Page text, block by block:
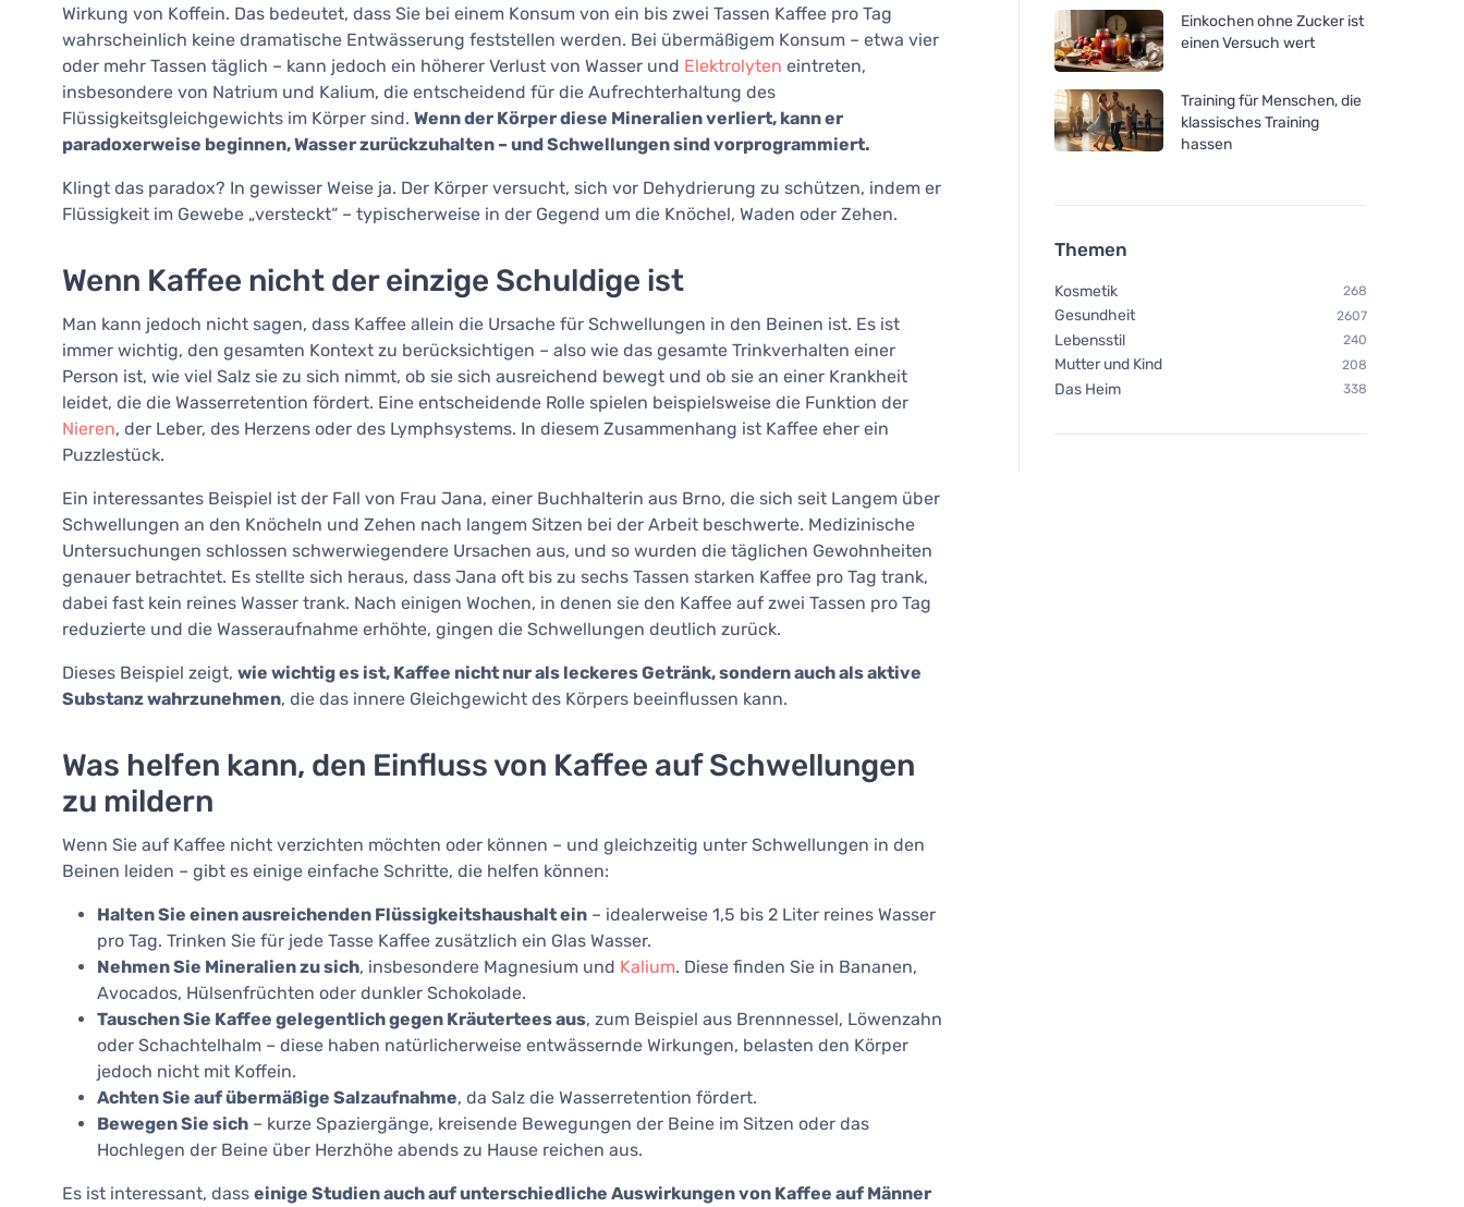
Wirkung von Koffein. Das bedeutet, dass Sie bei einem Konsum von ein bis zwei Tassen Kaffee pro Tag
wahrscheinlich keine dramatische Entwässerung feststellen werden. Bei übermäßigem Konsum – etwa vier
oder mehr Tassen täglich – kann jedoch ein höherer Verlust von Wasser und Elektrolyten eintreten,
insbesondere von Natrium und Kalium, die entscheidend für die Aufrechterhaltung des
Flüssigkeitsgleichgewichts im Körper sind. Wenn der Körper diese Mineralien verliert, kann er
paradoxerweise beginnen, Wasser zurückzuhalten – und Schwellungen sind vorprogrammiert.
Klingt das paradox? In gewisser Weise ja. Der Körper versucht, sich vor Dehydrierung zu schützen, indem er
Flüssigkeit im Gewebe „versteckt“ – typischerweise in der Gegend um die Knöchel, Waden oder Zehen.
Wenn Kaffee nicht der einzige Schuldige ist
Man kann jedoch nicht sagen, dass Kaffee allein die Ursache für Schwellungen in den Beinen ist. Es ist
immer wichtig, den gesamten Kontext zu berücksichtigen – also wie das gesamte Trinkverhalten einer
Person ist, wie viel Salz sie zu sich nimmt, ob sie sich ausreichend bewegt und ob sie an einer Krankheit
leidet, die die Wasserretention fördert. Eine entscheidende Rolle spielen beispielsweise die Funktion der
Nieren, der Leber, des Herzens oder des Lymphsystems. In diesem Zusammenhang ist Kaffee eher ein
Puzzlestück.
Ein interessantes Beispiel ist der Fall von Frau Jana, einer Buchhalterin aus Brno, die sich seit Langem über
Schwellungen an den Knöcheln und Zehen nach langem Sitzen bei der Arbeit beschwerte. Medizinische
Untersuchungen schlossen schwerwiegendere Ursachen aus, und so wurden die täglichen Gewohnheiten
genauer betrachtet. Es stellte sich heraus, dass Jana oft bis zu sechs Tassen starken Kaffee pro Tag trank,
dabei fast kein reines Wasser trank. Nach einigen Wochen, in denen sie den Kaffee auf zwei Tassen pro Tag
reduzierte und die Wasseraufnahme erhöhte, gingen die Schwellungen deutlich zurück.
Dieses Beispiel zeigt, wie wichtig es ist, Kaffee nicht nur als leckeres Getränk, sondern auch als aktive
Substanz wahrzunehmen, die das innere Gleichgewicht des Körpers beeinflussen kann.
Was helfen kann, den Einfluss von Kaffee auf Schwellungen
zu mildern
Wenn Sie auf Kaffee nicht verzichten möchten oder können – und gleichzeitig unter Schwellungen in den
Beinen leiden – gibt es einige einfache Schritte, die helfen können:
Halten Sie einen ausreichenden Flüssigkeitshaushalt ein – idealerweise 1,5 bis 2 Liter reines Wasser
pro Tag. Trinken Sie für jede Tasse Kaffee zusätzlich ein Glas Wasser.
Nehmen Sie Mineralien zu sich, insbesondere Magnesium und Kalium. Diese finden Sie in Bananen,
Avocados, Hülsenfrüchten oder dunkler Schokolade.
Tauschen Sie Kaffee gelegentlich gegen Kräutertees aus, zum Beispiel aus Brennnessel, Löwenzahn
oder Schachtelhalm – diese haben natürlicherweise entwässernde Wirkungen, belasten den Körper
jedoch nicht mit Koffein.
Achten Sie auf übermäßige Salzaufnahme, da Salz die Wasserretention fördert.
Bewegen Sie sich – kurze Spaziergänge, kreisende Bewegungen der Beine im Sitzen oder das
Hochlegen der Beine über Herzhöhe abends zu Hause reichen aus.
Es ist interessant, dass einige Studien auch auf unterschiedliche Auswirkungen von Kaffee auf Männer
Einkochen ohne Zucker ist
einen Versuch wert
Training für Menschen, die
klassisches Training
hassen
Themen
Kosmetik 268
Gesundheit 2607
Lebensstil 240
Mutter und Kind 208
Das Heim 338